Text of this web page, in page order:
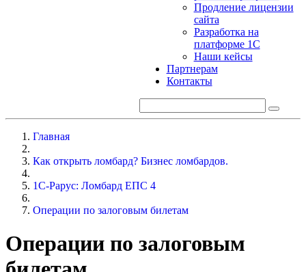
Продление лицензии
сайта
Разработка на
платформе 1С
Наши кейсы
Партнерам
Контакты
Главная
Как открыть ломбард? Бизнес ломбардов.
1С-Рарус: Ломбард ЕПС 4
Операции по залоговым билетам
Операции по залоговым